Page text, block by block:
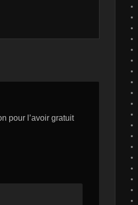
pour l’avoir gratuit